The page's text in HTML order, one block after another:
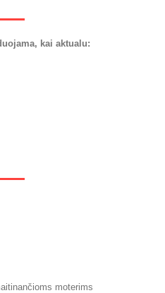
kai aktualu:
moterims